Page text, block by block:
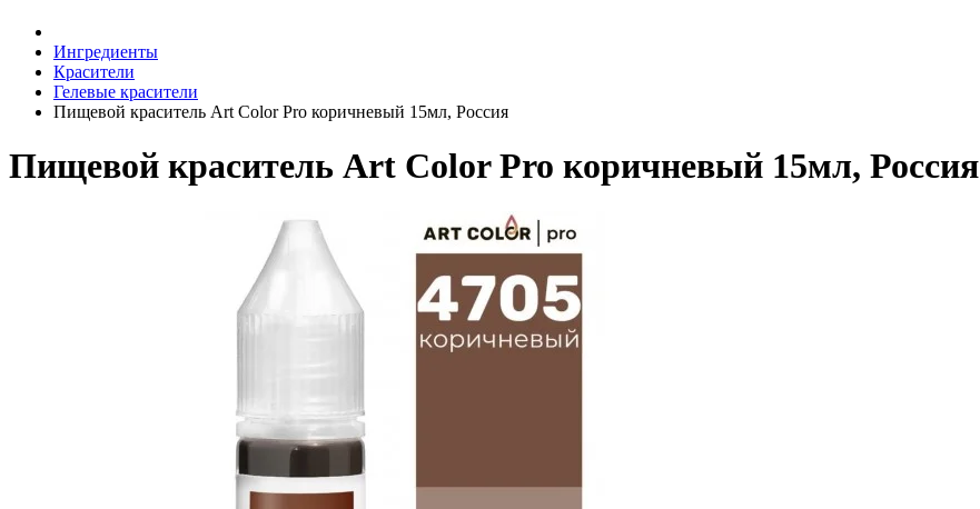
Ингредиенты
Красители
Гелевые красители
Пищевой краситель Art Color Pro коричневый 15мл, Россия
Пищевой краситель Art Color Pro коричневый 15мл, Россия